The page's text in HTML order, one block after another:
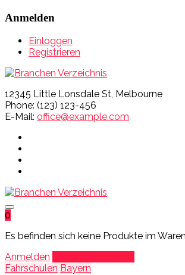
Anmelden
Einloggen
Registrieren
12345 Little Lonsdale St, Melbourne
Phone: (123) 123-456
E-Mail: office@example.com
0
Es befinden sich keine Produkte im
Anmelden
Fahrschulen Bayern